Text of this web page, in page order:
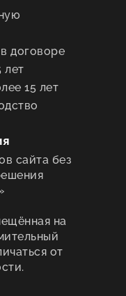
договоре
лет
15 лет
сайта без
на
от